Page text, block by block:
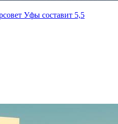
Уфы составит 5,5